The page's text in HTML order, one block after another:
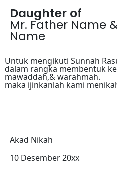
Daughter of
Mr. Father Name
Name
Untuk mengikuti Sunnah
dalam rangka membentuk
mawaddah,& warahmah.
maka ijinkanlah kami
Akad Nikah
10 Desember 20xx